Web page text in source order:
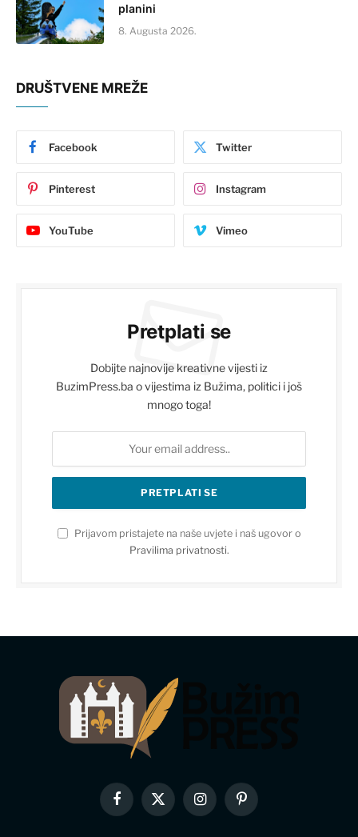
planini
8. Augusta 2026.
DRUŠTVENE MREŽE
Facebook Twitter
Pinterest Instagram
YouTube Vimeo
Pretplati se
Dobijte najnovije kreativne vijesti iz
BuzimPress.ba o vijestima iz Bužima, politici i još
mnogo toga!
Prijavom pristajete na naše uvjete i naš ugovor o
Pravilima privatnosti.
Facebook
X
(Twitter)
InstagramPinterest